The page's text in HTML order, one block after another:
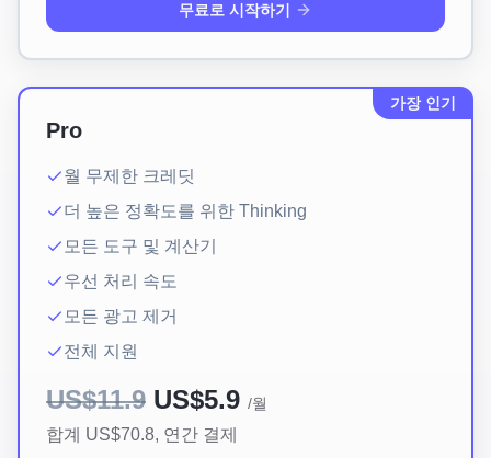
무료로 시작하기
가장 인기
Pro
월 무제한 크레딧
더 높은 정확도를 위한 Thinking
모든 도구 및 계산기
우선 처리 속도
모든 광고 제거
전체 지원
US$11.9 US$5.9 /월
합계 US$70.8, 연간 결제